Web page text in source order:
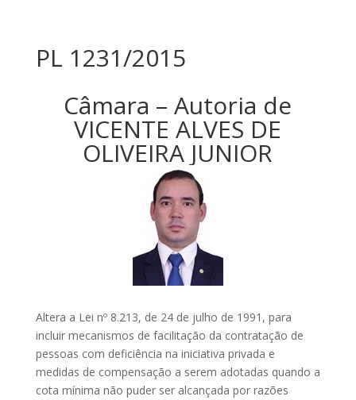
PL 1231/2015
Câmara – Autoria de
VICENTE ALVES DE
OLIVEIRA JUNIOR
Altera a Lei nº 8.213, de 24 de julho de 1991, para
incluir mecanismos de facilitação da contratação de
pessoas com deficiência na iniciativa privada e
medidas de compensação a serem adotadas quando a
cota mínima não puder ser alcançada por razões